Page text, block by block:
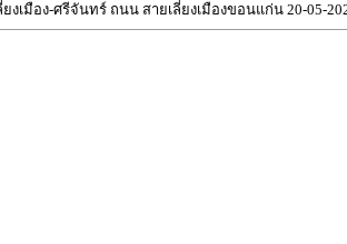
ยงเมือง-ศรีจันทร์ ถนน สายเลี่ยงเมืองขอนแก่น 20-05-